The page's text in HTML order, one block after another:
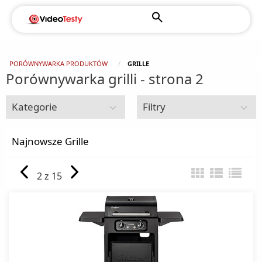
PORÓWNYWARKA PRODUKTÓW GRILLE
Porównywarka grilli - strona 2
Kategorie Filtry
Agregaty prądotwórcze
Najnowsze Grille
2 z 15